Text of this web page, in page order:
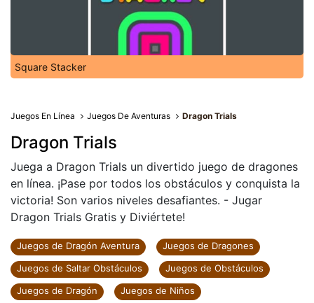
Square Stacker
Juegos En Línea Juegos De Aventuras Dragon Trials
Dragon Trials
Juega a Dragon Trials un divertido juego de dragones
en línea. ¡Pase por todos los obstáculos y conquista la
victoria! Son varios niveles desafiantes. - Jugar
Dragon Trials Gratis y Diviértete!
Juegos de Dragón Aventura
Juegos de Dragones
Juegos de Saltar Obstáculos
Juegos de Obstáculos
Juegos de Dragón
Juegos de Niños